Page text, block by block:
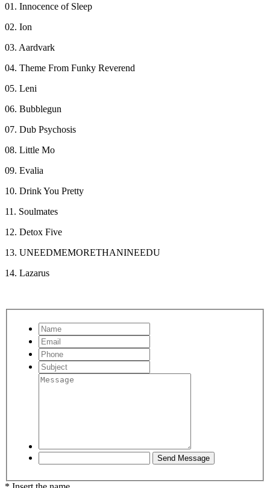
01. Innocence of Sleep
02. Ion
03. Aardvark
04. Theme From Funky Reverend
05. Leni
06. Bubblegun
07. Dub Psychosis
08. Little Mo
09. Evalia
10. Drink You Pretty
11. Soulmates
12. Detox Five
13. UNEEDMEMORETHANINEEDU
14. Lazarus